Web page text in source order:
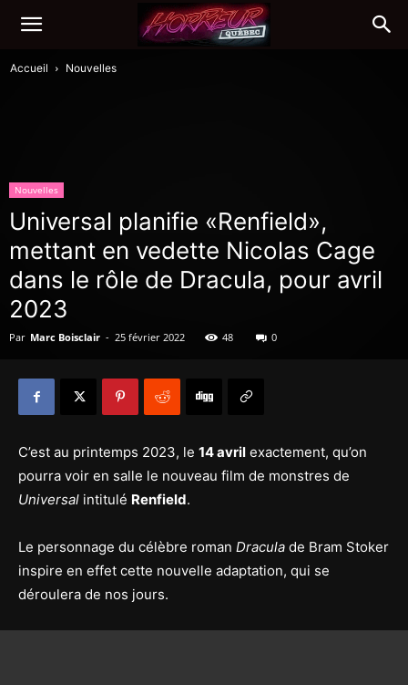
Accueil Nouvelles
Nouvelles
Universal planifie «Renfield»,
mettant en vedette Nicolas Cage
dans le rôle de Dracula, pour avril
2023
Par Marc Boisclair - 25 février 2022 48 0
C’est au printemps 2023, le 14 avril exactement, qu’on
pourra voir en salle le nouveau film de monstres de
Universal intitulé Renfield.
Le personnage du célèbre roman Dracula de Bram Stoker
inspire en effet cette nouvelle adaptation, qui se
déroulera de nos jours.